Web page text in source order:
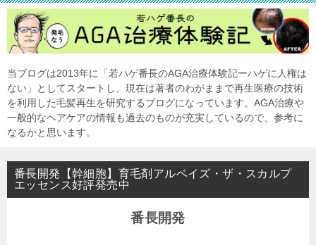
当ブログは2013年に「若ハゲ番長のAGA治療体験記ーハゲに人権は
ない」としてスタートし、現在は著者のわがままで再生医療の技術
を利用した毛髪再生を研究するブログになっています。AGA治療や
一般的なヘアケアの情報も過去のものが充実しているので、参考に
なるかと思います。
番長開発【幹細胞】育毛剤アルベイズ・ザ・スカルプ
エッセンス好評発売中
番長開発